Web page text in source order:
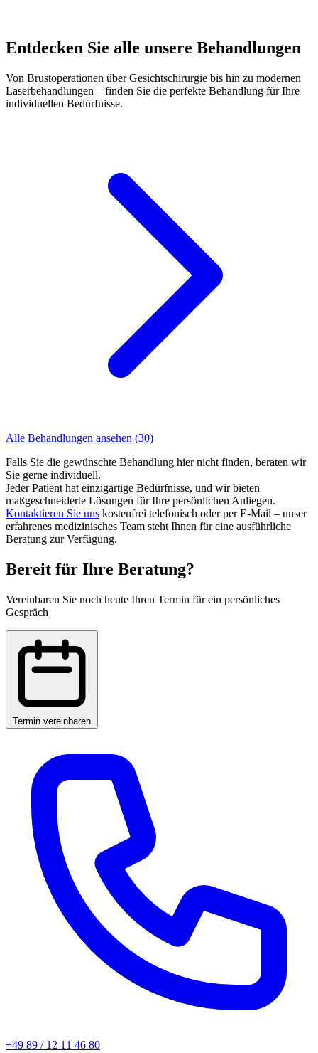
Entdecken Sie alle unsere Behandlungen
Von Brustoperationen über Gesichtschirurgie bis hin zu modernen
Laserbehandlungen – finden Sie die perfekte Behandlung für Ihre
individuellen Bedürfnisse.
Alle Behandlungen ansehen (30)
Falls Sie die gewünschte Behandlung hier nicht finden, beraten wir
Sie gerne individuell.
Jeder Patient hat einzigartige Bedürfnisse, und wir bieten
maßgeschneiderte Lösungen für Ihre persönlichen Anliegen.
Kontaktieren Sie uns kostenfrei telefonisch oder per E-Mail – unser
erfahrenes medizinisches Team steht Ihnen für eine ausführliche
Beratung zur Verfügung.
Bereit für Ihre Beratung?
Vereinbaren Sie noch heute Ihren Termin für ein persönliches
Gespräch
Termin vereinbaren
+49 89 / 12 11 46 80